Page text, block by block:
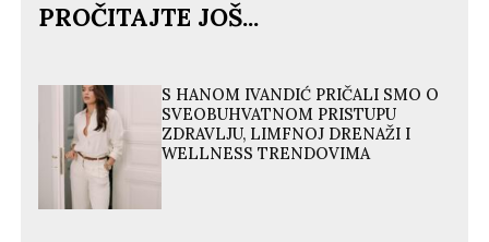
PROČITAJTE JOŠ...
S HANOM IVANDIĆ PRIČALI SMO O
SVEOBUHVATNOM PRISTUPU
ZDRAVLJU, LIMFNOJ DRENAŽI I
WELLNESS TRENDOVIMA